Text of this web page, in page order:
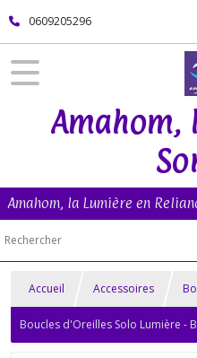
0609205296
Amahom,
Amahom, la Lumière en
Accueil Accessoires
Boucles d'Oreilles Solo Lumière -